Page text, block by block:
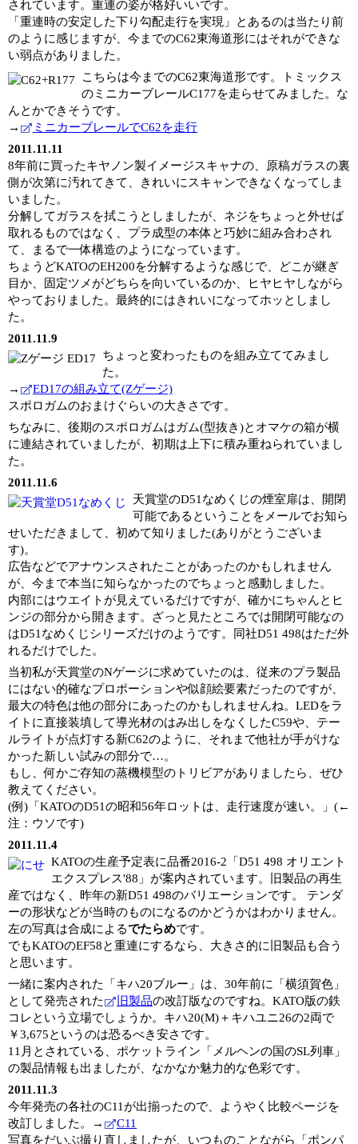
されています。重連の姿が格好いいです。
「重連時の安定した下り勾配走行を実現」とあるのは当たり前
のように感じますが、今までのC62東海道形にはそれができな
い弱点がありました。
こちらは今までのC62東海道形です。トミックス
のミニカーブレールC177を走らせてみました。な
んとかできそうです。
→
ミニカーブレールでC62を走行
2011.11.11
8年前に買ったキヤノン製イメージスキャナの、原稿ガラスの裏
側が次第に汚れてきて、きれいにスキャンできなくなってしま
いました。
分解してガラスを拭こうとしましたが、ネジをちょっと外せば
取れるものではなく、プラ成型の本体と巧妙に組み合わされ
て、まるで一体構造のようになっています。
ちょうどKATOのEH200を分解するような感じで、どこが継ぎ
目か、固定ツメがどちらを向いているのか、ヒヤヒヤしながら
やっておりました。最終的にはきれいになってホッとしまし
た。
2011.11.9
ちょっと変わったものを組み立ててみまし
た。
→
ED17の組み立て(Zゲージ)
スポロガムのおまけぐらいの大きさです。
ちなみに、後期のスポロガムはガム(型抜き)とオマケの箱が横
に連結されていましたが、初期は上下に積み重ねられていまし
た。
2011.11.6
天賞堂のD51なめくじの煙室扉は、開閉
可能であるということをメールでお知ら
せいただきまして、初めて知りました(ありがとうございま
す)。
広告などでアナウンスされたことがあったのかもしれません
が、今まで本当に知らなかったのでちょっと感動しました。
内部にはウエイトが見えているだけですが、確かにちゃんとヒ
ンジの部分から開きます。ざっと見たところでは開閉可能なの
はD51なめくじシリーズだけのようです。同社D51 498はただ外
れるだけでした。
当初私が天賞堂のNゲージに求めていたのは、従来のプラ製品
にはない的確なプロポーションや似顔絵要素だったのですが、
最大の特色は他の部分にあったのかもしれませんね。LEDをラ
イトに直接装填して導光材のはみ出しをなくしたC59や、テー
ルライトが点灯する新C62のように、それまで他社が手がけな
かった新しい試みの部分で…。
もし、何かご存知の蒸機模型のトリビアがありましたら、ぜひ
教えてください。
(例)「KATOのD51の昭和56年ロットは、走行速度が速い。」(←
注：ウソです)
2011.11.4
KATOの生産予定表に品番2016-2「D51 498 オリエント
エクスプレス'88」が案内されています。旧製品の再生
産ではなく、昨年の新D51 498のバリエーションです。 テンダ
ーの形状などが当時のものになるのかどうかはわかりません。
左の写真は合成によるでたらめです。
でもKATOのEF58と重連にするなら、大きさ的に旧製品も合う
と思います。
一緒に案内された「キハ20ブルー」は、30年前に「横須賀色」
として発売された
旧製品の改訂版なのですね。KATO版の鉄
コレという立場でしょうか。キハ20(M)＋キハユニ26の2両で
￥3,675というのは恐るべき安さです。
11月とされている、ポケットライン「メルヘンの国のSL列車」
の製品情報も出ましたが、なかなか魅力的な色彩です。
2011.11.3
今年発売の各社のC11が出揃ったので、ようやく比較ページを
改訂しました。→
C11
写真をだいぶ撮り直しましたが、いつものことながら「ポンパ